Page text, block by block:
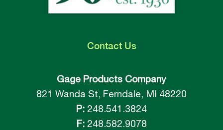
ContactUs
Gage Products Company
821 Wanda St, Ferndale, MI 48220
P: 248.541.3824
F:248.582.9078